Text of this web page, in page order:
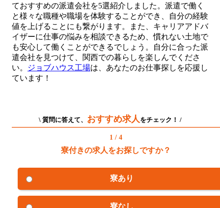
ておすすめの派遣会社を5選紹介しました。派遣で働く
と様々な職種や職場を体験することができ、自分の経験
値を上げることにも繋がります。また、キャリアアドバ
イザーに仕事の悩みを相談できるため、慣れない土地で
も安心して働くことができるでしょう。自分に合った派
遣会社を見つけて、関西での暮らしを楽しんでくださ
い。
ジョブハウス工場は、あなたのお仕事探しを応援し
ています！
\ 質問に答えて、 おすすめ求人 をチェック！ /
1 / 4
寮付きの求人をお探しですか？
寮あり
寮なし